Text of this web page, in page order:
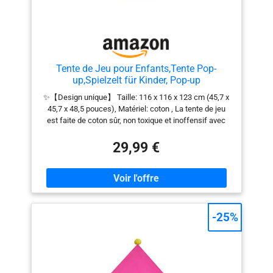
Tente de Jeu pour Enfants,Tente Pop-
up,Spielzelt für Kinder, Pop-up
Kinderspielzelt, Tipi, Prinzessin Prinz
Schlosszelt, Certifiée par EN71
✨【Design unique】 Taille: 116 x 116 x 123 cm (45,7 x
45,7 x 48,5 pouces), Matériel: coton , La tente de jeu
est faite de coton sûr, non toxique et inoffensif avec
enfants sur laquelle les parents peuvent compter. 🍭
【Facile à assembler】 :vous n'avez besoin que de 2 à
3 minutes pour aider votre enfant à construire une
maison d'amour. La cabane est facile à monter en
seulement 3 étapes grâce à nos instructions (français
non garanti). Livré avec sac de transport pour le
enfants】: Votre enfant aime-t-il construire des blocs
de construction, lire des bandes dessinées, faire une
sieste ou tout simplement s'embrasser avec sa poupée
29,99 €
-25%